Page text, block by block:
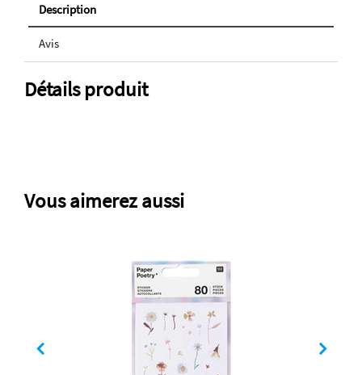
Description
Avis
Détails produit
Vous aimerez aussi